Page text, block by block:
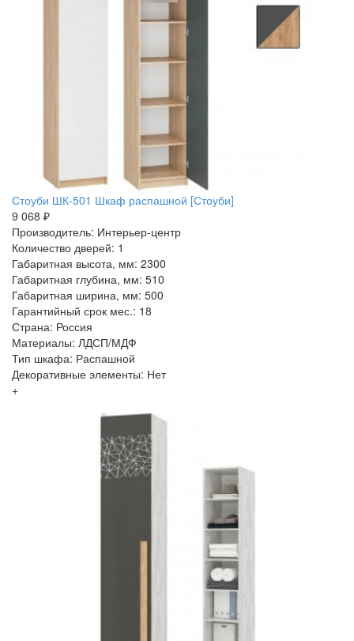
Стоуби ШК-501 Шкаф распашной [Стоуби]
9 068 ₽
Производитель: Интерьер-центр
Количество дверей: 1
Габаритная высота, мм: 2300
Габаритная глубина, мм: 510
Габаритная ширина, мм: 500
Гарантийный срок мес.: 18
Страна: Россия
Материалы: ЛДСП/МДФ
Тип шкафа: Распашной
Декоративные элементы: Нет
+